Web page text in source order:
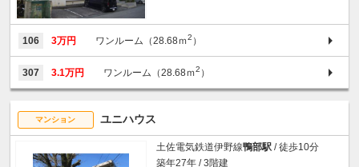
106 3万円 ワンルーム（28.68ｍ2 ）
307 3.1万円 ワンルーム（28.68ｍ2 ）
マンション ユニハウス
土佐電気鉄道伊野線鴨部駅 / 徒歩10分
築年27年 / 3階建